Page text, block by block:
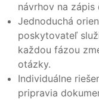
návrhov na zápis
Jednoduchá
poskytovateľ
každou fázou
otázky.
Individuálne
pripravia